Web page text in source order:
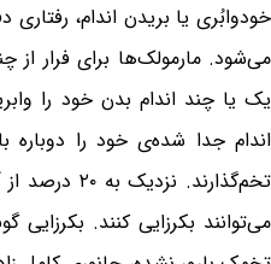
خودوابُری یا بریدن اندام،
می‌شود. مارمولک‌ها برای فرار از
یک یا چند اندام بدن خود را
اندام جدا شده‌ی خود را دوباره
تخم‌گذارند.
می‌توانند بکرزایی کنند. بکرزایی